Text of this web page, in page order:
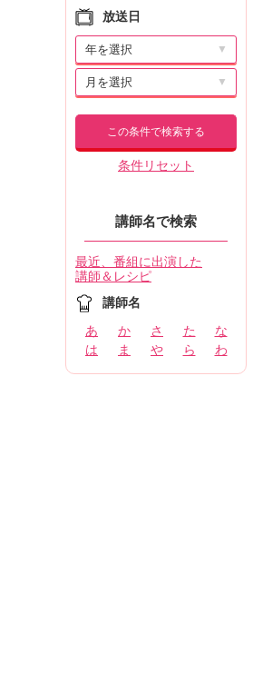
放送日
▼
▼
この条件で検索する
条件リセット
講師名で検索
最近、番組に出演した
講師＆レシピ
講師名
あ か さ た
な
は
ま や ら わ